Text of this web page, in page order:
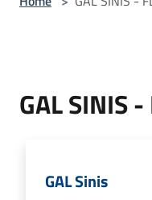
GAL SINIS
GAL Sinis